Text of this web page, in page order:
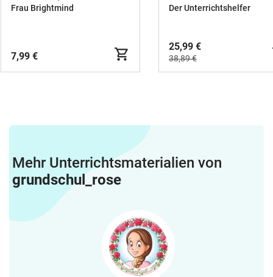
Satzgefüge Übungsheft
Frau Brightmind
7,99 €
Der Unterrichtshelfer
25,99 €
38,89 €
Mehr Unterrichtsmaterialien von
grundschul_rose